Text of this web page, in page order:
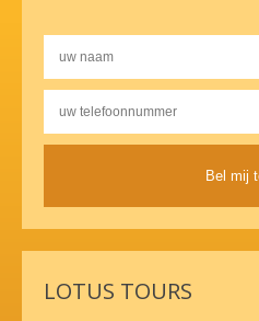
LOTUS TOURS